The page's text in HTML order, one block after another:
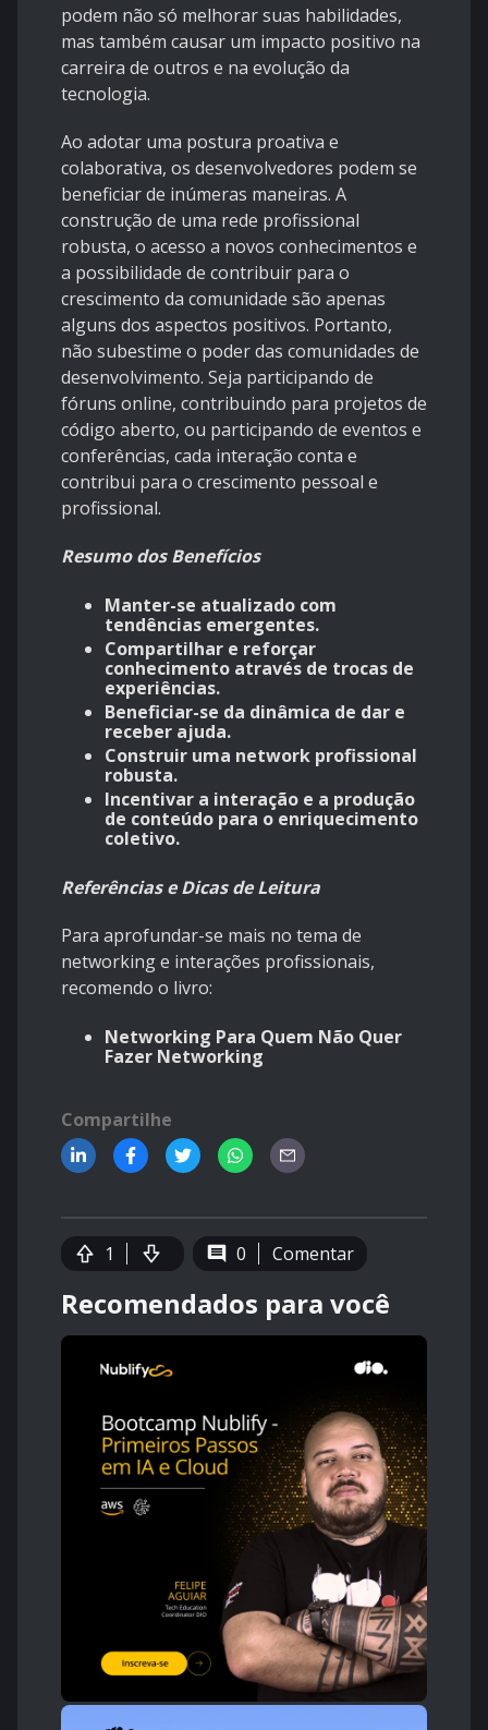
podem não só melhorar suas habilidades,
mas também causar um impacto positivo na
carreira de outros e na evolução da
tecnologia.
Ao adotar uma postura proativa e
colaborativa, os desenvolvedores podem se
beneficiar de inúmeras maneiras. A
construção de uma rede profissional
robusta, o acesso a novos conhecimentos e
a possibilidade de contribuir para o
crescimento da comunidade são apenas
alguns dos aspectos positivos. Portanto,
não subestime o poder das comunidades de
desenvolvimento. Seja participando de
fóruns online, contribuindo para projetos de
código aberto, ou participando de eventos e
conferências, cada interação conta e
contribui para o crescimento pessoal e
profissional.
Resumo dos Benefícios
Manter-se atualizado com
tendências emergentes.
Compartilhar e reforçar
conhecimento através de trocas de
experiências.
Beneficiar-se da dinâmica de dar e
receber ajuda.
Construir uma network profissional
robusta.
Incentivar a interação e a produção
de conteúdo para o enriquecimento
coletivo.
Referências e Dicas de Leitura
Para aprofundar-se mais no tema de
networking e interações profissionais,
recomendo o livro:
Networking Para Quem Não Quer
Fazer Networking
Compartilhe
1 0 Comentar
Recomendados para você